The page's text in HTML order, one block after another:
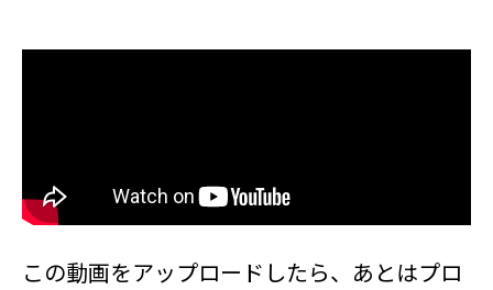
この動画をアップロードしたら、あとはプロ